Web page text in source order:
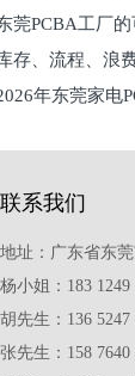
莞PCBA工厂
存、流程、浪
年东莞家电
联系我们
地址：广东省东
杨小姐：183 1249
胡先生：136 5247
张先生：158 7640